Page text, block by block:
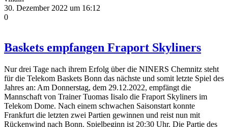
30. Dezember 2022 um 16:12
0
Baskets empfangen Fraport Skyliners
Nur drei Tage nach ihrem Erfolg über die NINERS Chemnitz steht
für die Telekom Baskets Bonn das nächste und somit letzte Spiel des
Jahres an: Am Donnerstag, dem 29.12.2022, empfängt die
Mannschaft von Trainer Tuomas Iisalo die Fraport Skyliners im
Telekom Dome. Nach einem schwachen Saisonstart konnte
Frankfurt die letzten zwei Partien gewinnen und reist nun mit
Rückenwind nach Bonn. Spielbeginn ist 20:30 Uhr. Die Partie des